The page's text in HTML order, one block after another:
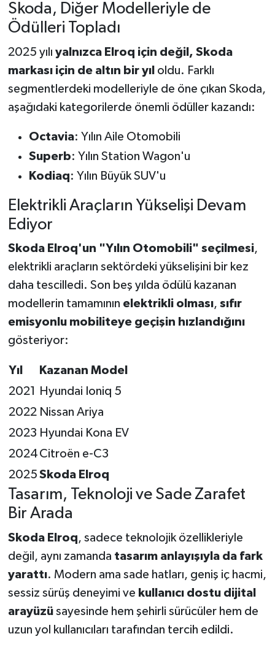
Skoda, Diğer Modelleriyle de
Ödülleri Topladı
2025 yılı yalnızca Elroq için değil, Skoda
markası için de altın bir yıl oldu. Farklı
segmentlerdeki modelleriyle de öne çıkan Skoda,
aşağıdaki kategorilerde önemli ödüller kazandı:
Octavia: Yılın Aile Otomobili
Superb: Yılın Station Wagon'u
Kodiaq: Yılın Büyük SUV'u
Elektrikli Araçların Yükselişi Devam
Ediyor
Skoda Elroq'un "Yılın Otomobili" seçilmesi,
elektrikli araçların sektördeki yükselişini bir kez
daha tescilledi. Son beş yılda ödülü kazanan
modellerin tamamının elektrikli olması, sıfır
emisyonlu mobiliteye geçişin hızlandığını
gösteriyor:
Yıl
Kazanan Model
2021
Hyundai Ioniq 5
2022 Nissan Ariya
2023 Hyundai Kona EV
2024 Citroën e-C3
2025 Skoda Elroq
Tasarım, Teknoloji ve Sade Zarafet
Bir Arada
Skoda Elroq, sadece teknolojik özellikleriyle
değil, aynı zamanda tasarım anlayışıyla da fark
yarattı. Modern ama sade hatları, geniş iç hacmi,
sessiz sürüş deneyimi ve kullanıcı dostu dijital
arayüzüsayesinde hem şehirli sürücüler hem de
uzun yol kullanıcıları tarafından tercih edildi.